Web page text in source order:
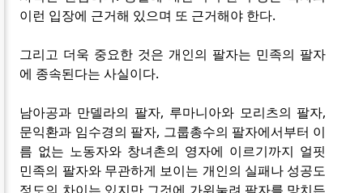
이런 입장에 근거해 있으며 또 근거해야 한다.
그리고 더욱 중요한 것은 개인의 팔자는 민족의 팔자
에 종속된다는 사실이다.
남아공과 만델라의 팔자, 루마니아와 모리츠의 팔자,
문익환과 임수경의 팔자, 그룹총수의 팔자에서부터 이
름 없는 노동자와 창녀촌의 영자에 이르기까지 얼핏
민족의 팔자와 무관하게 보이는 개인의 실패나 성공도